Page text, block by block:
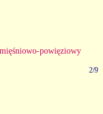
powięziowy
2/9